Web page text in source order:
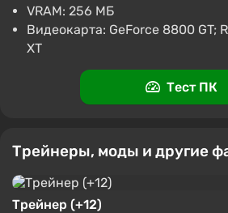
S.T.A.L.K.E.R.: Call of Pripyat (Steam
1629 ₽
1.5
VRAM: 256 МБ
Видеокарта: GeForce 8800 GT;
XT
Тест ПК
Трейнеры, моды и другие
Трейнер (+12)